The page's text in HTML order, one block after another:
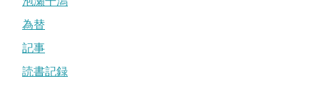
為替
記事
読書記録